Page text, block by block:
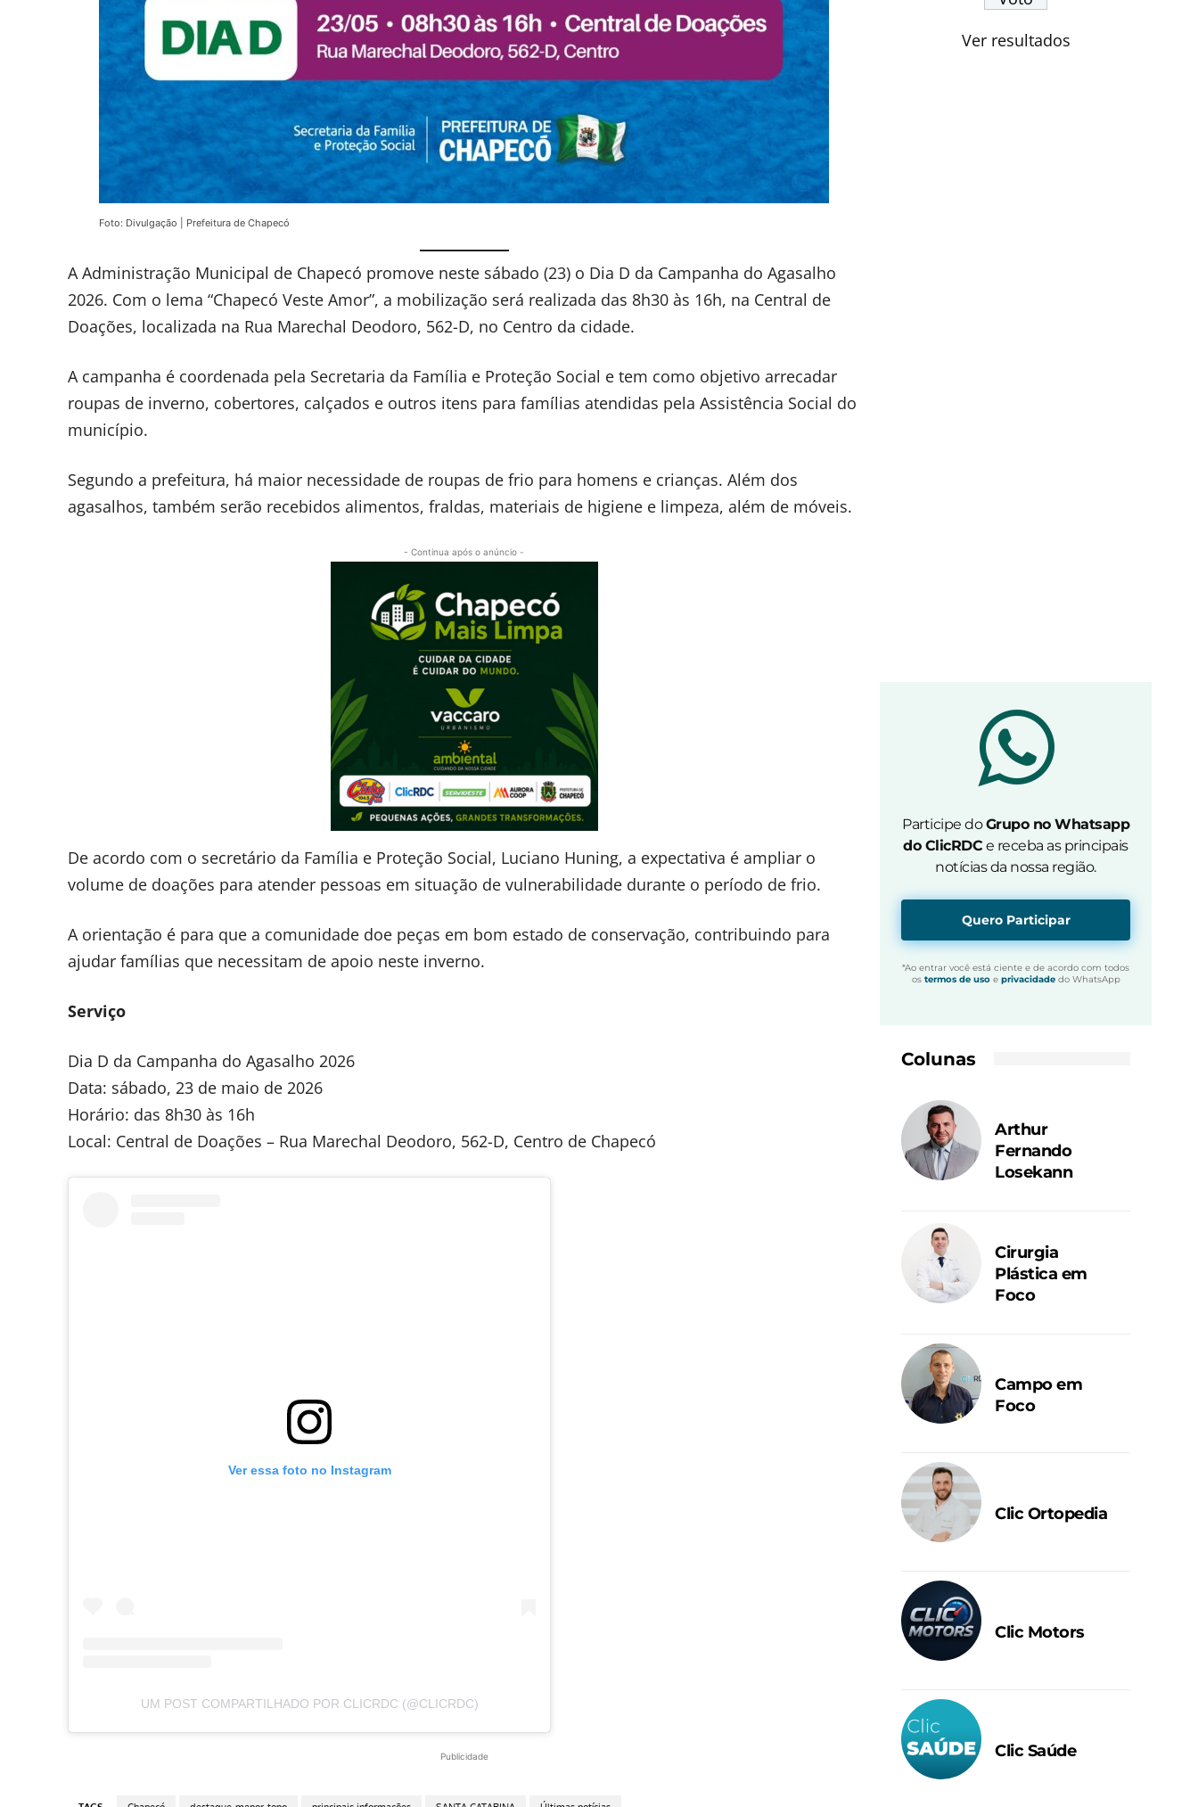
Foto: Divulgação | Prefeitura de Chapecó
A Administração Municipal de Chapecó promove neste sábado (23) o Dia D da Campanha do Agasalho
2026. Com o lema “Chapecó Veste Amor”, a mobilização será realizada das 8h30 às 16h, na Central de
Doações, localizada na Rua Marechal Deodoro, 562-D, no Centro da cidade.
A campanha é coordenada pela Secretaria da Família e Proteção Social e tem como objetivo arrecadar
roupas de inverno, cobertores, calçados e outros itens para famílias atendidas pela Assistência Social do
município.
Segundo a prefeitura, há maior necessidade de roupas de frio para homens e crianças. Além dos
agasalhos, também serão recebidos alimentos, fraldas, materiais de higiene e limpeza, além de móveis.
- Continua após o anúncio -
De acordo com o secretário da Família e Proteção Social, Luciano Huning, a expectativa é ampliar o
volume de doações para atender pessoas em situação de vulnerabilidade durante o período de frio.
A orientação é para que a comunidade doe peças em bom estado de conservação, contribuindo para
ajudar famílias que necessitam de apoio neste inverno.
Serviço
Dia D da Campanha do Agasalho 2026
Data: sábado, 23 de maio de 2026
Horário: das 8h30 às 16h
Local: Central de Doações – Rua Marechal Deodoro, 562-D, Centro de Chapecó
Ver essa foto no Instagram
UM POST COMPARTILHADO POR CLICRDC (@CLICRDC)
Publicidade
Ver resultados
Participe doGrupo no Whatsapp
do ClicRDC e receba as principais
notícias da nossa região.
Quero Participar
*Ao entrar você está ciente e de acordo com todos
os termos de usoe privacidadedo WhatsApp
Colunas
Arthur
Fernando
Losekann
Cirurgia
Plástica em
Foco
Campo em
Foco
Clic Ortopedia
Clic Motors
Clic Saúde